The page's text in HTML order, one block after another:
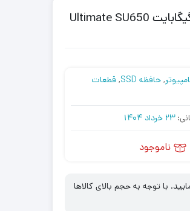
حافظه اس اس دی ای دیتا مدل Ultimate SU650 با ظرفیت 480 گیگابایت Ultimate SU650
, حافظه SSD , قطعات
23 خرداد 1404
ناموجود
با توجه به حجم بالای کالاها